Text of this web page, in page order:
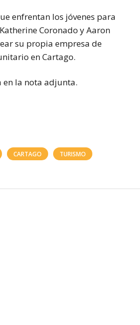
enfrentan los jóvenes para
Coronado y Aaron
su propia empresa de
en Cartago.
en la nota adjunta.
CARTAGO TURISMO